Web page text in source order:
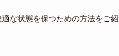
な状態を保つための方法をご紹